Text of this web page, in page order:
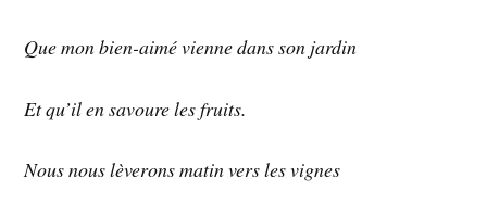
Que mon bien-aimé vienne dans son jardin
Et qu’il en savoure les fruits.
Nous nous lèverons matin vers les vignes